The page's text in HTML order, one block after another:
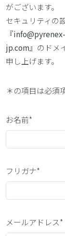
がございます。
セキュリティの
『
jp.com』のドメ
申し上げます。
＊の項目は必須
お名前*
フリガナ*
メールアドレス*